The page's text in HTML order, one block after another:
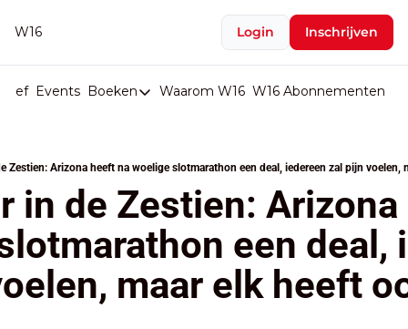
W16 Login Inschrijven
Events Boeken
Boeken
Boeken
Stop de Persen
Het Merk België
De Doodgravers van België
Waarom W16 W16 Abonnementen
Zestien: Arizona heeft na woelige slotmarathon een deal, iedereen zal pijn voelen,
in de Zestien:
een deal,
maar elk heeft